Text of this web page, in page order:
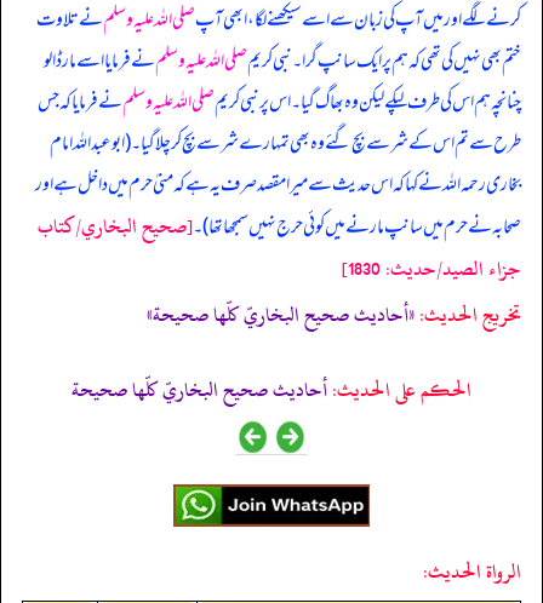
کرنے لگے اور میں آپ کی زبان سے اسے سیکھنے لگا، ابھی آپصلی اللہ علیہ وسلمنے تلاوت
ختم بھی نہیں کی تھی کہ ہم پر ایک سانپ گرا۔ نبی کریمصلی اللہ علیہ وسلمنے فرمایا اسے مار ڈالو
چنانچہ ہم اس کی طرف لپکے لیکن وہ بھاگ گیا۔ اس پر نبی کریمصلی اللہ علیہ وسلمنے فرمایا کہ جس
طرح سے تم اس کے شر سے بچ گئے وہ بھی تمہارے شر سے بچ کر چلا گیا۔ (ابوعبداللہ امام
بخاری رحمہ اللہ نے کہا کہ اس حدیث سے میرا مقصد صرف یہ ہے کہ منیٰ حرم میں داخل ہے اور
صحابہ نے حرم میں سانپ مارنے میں کوئی حرج نہیں سمجھا تھا)۔[صحيح البخاري/كتاب
جزاء الصيد/حدیث: 1830]
تخریج الحدیث:«أحاديث صحيح البخاريّ كلّها صحيحة»
الحكم على الحديث:أحاديث صحيح البخاريّ كلّها صحيحة
الرواة الحديث: